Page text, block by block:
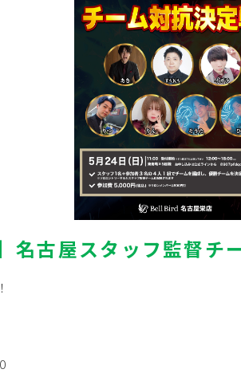
名古屋スタッフ監督チ